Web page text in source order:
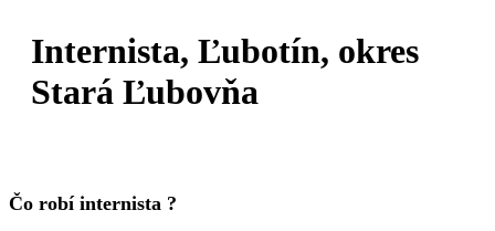
Internista, Ľubotín, okres
Stará Ľubovňa
Čo robí internista ?